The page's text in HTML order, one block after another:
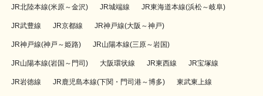
JR北陸本線(米原～金沢) JR城端線 JR東海道本線(浜松～岐阜)
JR武豊線 JR京都線 JR神戸線(大阪～神戸)
JR神戸線(神戸～姫路) JR山陽本線(三原～岩国)
JR山陽本線(岩国～門司) 大阪環状線 JR東西線 JR宝塚線
JR岩徳線 JR鹿児島本線(下関・門司港～博多) 東武東上線